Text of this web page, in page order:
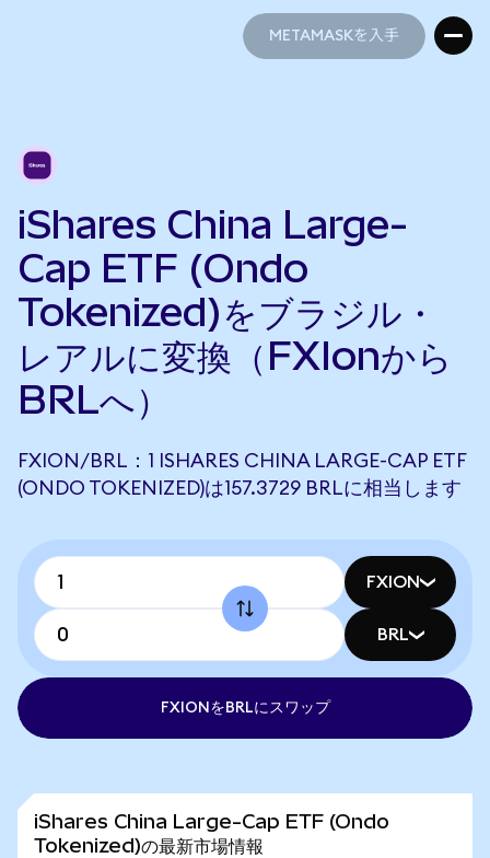
METAMASKを入手
iShares China Large-
Cap ETF (Ondo
Tokenized)をブラジル・
レアルに変換（FXIonから
BRLへ）
FXION/BRL：1 ISHARES CHINA LARGE-CAP ETF
(ONDO TOKENIZED)は157.3729 BRLに相当します
FXION
BRL
FXIONをBRLにスワップ
iShares China Large-Cap ETF (Ondo
Tokenized)の最新市場情報